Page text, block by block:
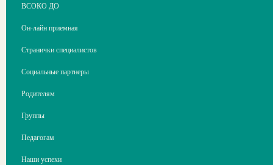
ВСОКО ДО
Он-лайн приемная
Странички специалистов
Социальные партнеры
Родителям
Группы
Педагогам
Наши успехи